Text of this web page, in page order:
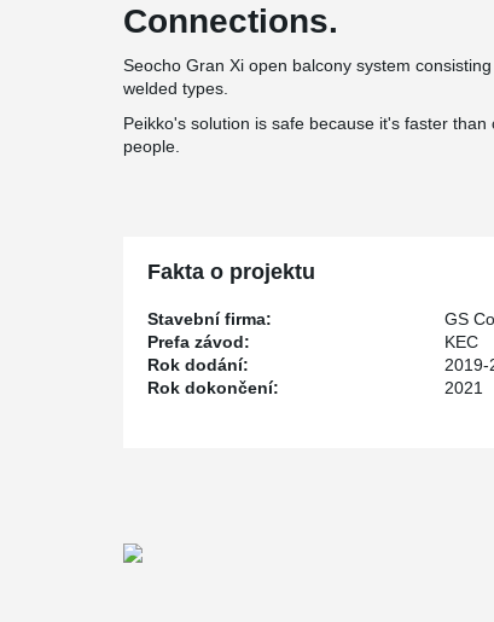
Connections.
Seocho Gran Xi open balcony system
welded types.
Peikko's solution is safe because it's faster
people.
Fakta o projektu
Stavební firma:
GS
Prefa závod:
KEC
Rok dodání:
2019-
Rok dokončení:
2021